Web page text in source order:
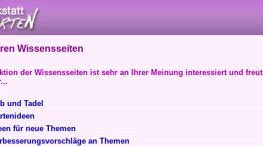
Wissensseiten
der Wissensseiten ist sehr an Ihrer Meinung interessiert und freut
und Tadel
für neue Themen
an Themen